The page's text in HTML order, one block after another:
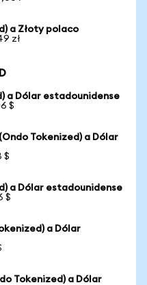
a Złoty polaco
zł
a Dólar estadounidense
$
Tokenized) a Dólar
$
a Dólar estadounidense
$
a Dólar
Tokenized) a Dólar